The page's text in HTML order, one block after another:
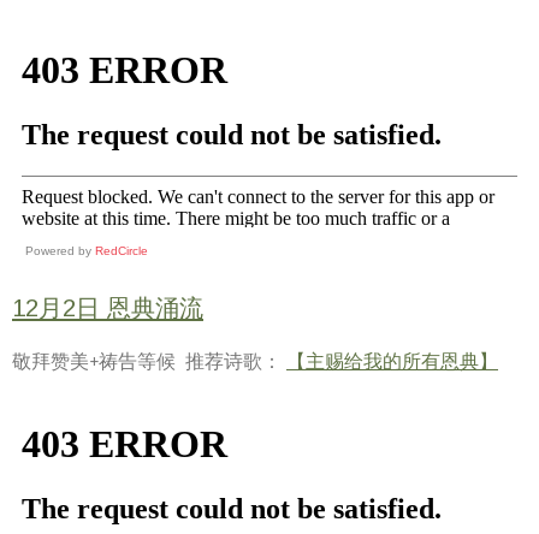
Powered by RedCircle
12月2日 恩典涌流
敬拜赞美+祷告等候 推荐诗歌： 【主赐给我的所有恩典】